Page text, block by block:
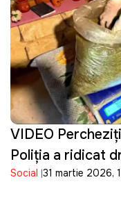
VIDEO
Poliţia a ridicat
lei
Social 31 martie 2026,